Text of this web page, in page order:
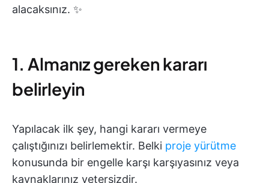
alacaksınız. ✨
1. Almanız gereken kararı
belirleyin
Yapılacak ilk şey, hangi kararı vermeye
çalıştığınızı belirlemektir. Belki proje yürütme
konusunda bir engelle karşı karşıyasınız veya
kaynaklarınız yetersizdir.